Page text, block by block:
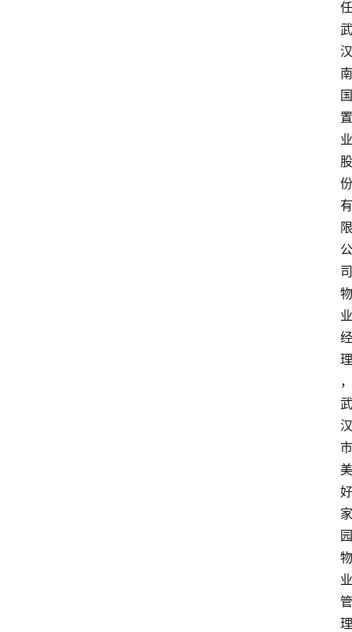
任
武
汉
南
国
置
业
股
份
有
限
公
司
物
业
经
理
，
武
汉
市
美
好
家
园
物
业
管
理